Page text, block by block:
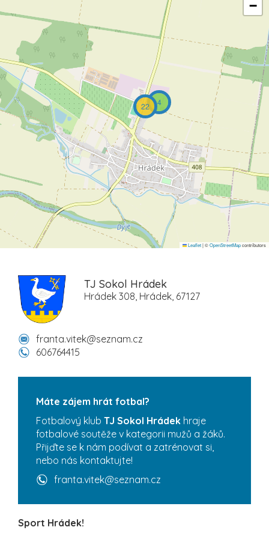
4
22
−
Leaflet|©OpenStreetMapcontributors
TJ Sokol Hrádek
Hrádek 308, Hrádek, 67127
franta.vitek@seznam.cz
606764415
Máte zájem hrát fotbal?
Fotbalový klub TJ Sokol Hrádek hraje
fotbalové soutěže v kategorii mužů a žáků.
Přijďte se k nám podívat a zatrénovat si,
nebo nás kontaktujte!
franta.vitek@seznam.cz
Sport Hrádek!